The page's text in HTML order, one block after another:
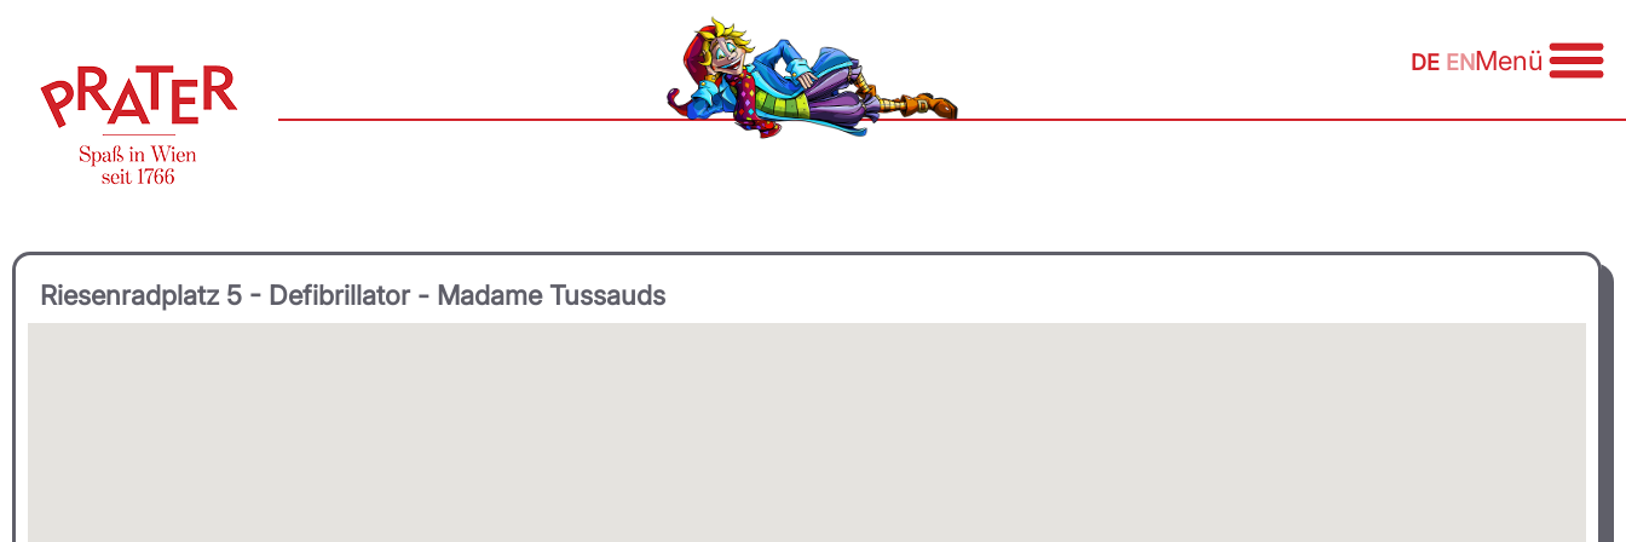
DE ENMenü
Riesenradplatz 5 - Defibrillator - Madame Tussauds